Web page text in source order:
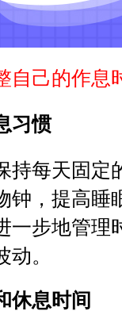
己的作息
习惯
每天固定
钟，提高睡
一步地管理
。
息时间